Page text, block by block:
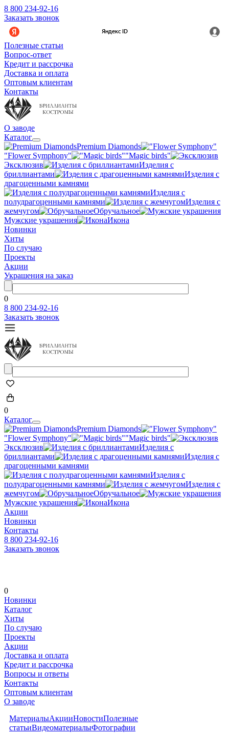
8 800 234-92-16
Заказать звонок
Полезные статьи
Вопрос-ответ
Кредит и рассрочка
Доставка и оплата
Оптовым клиентам
Контакты
О заводе
Каталог
Premium Diamonds
"Flower Symphony"
"Magic birds"
Эксклюзив
Изделия с
бриллиантами
Изделия с
драгоценными камнями
Изделия с
полудрагоценными камнями
Изделия с
жемчугом
Обручальное
Мужские украшения
Икона
Новинки
Хиты
По случаю
Проекты
Акции
Украшения на заказ
0
8 800 234-92-16
Заказать звонок
0
Каталог
Premium Diamonds
"Flower Symphony"
"Magic birds"
Эксклюзив
Изделия с
бриллиантами
Изделия с
драгоценными камнями
Изделия с
полудрагоценными камнями
Изделия с
жемчугом
Обручальное
Мужские украшения
Икона
Акции
Новинки
Контакты
8 800 234-92-16
Заказать звонок
0
Новинки
Каталог
Хиты
По случаю
Проекты
Акции
Доставка и оплата
Кредит и рассрочка
Вопросы и ответы
Контакты
Оптовым клиентам
О заводе
МатериалыАкцииНовостиПолезные
статьиВидеоматериалыФотографии